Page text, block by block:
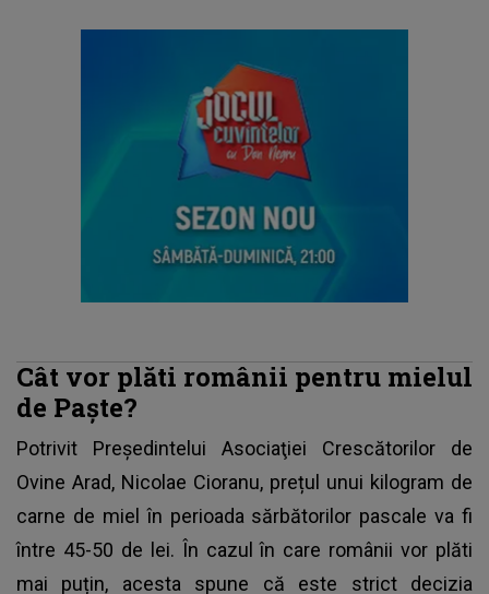
Cât vor plăti românii pentru mielul
de Paște?
Potrivit Preşedintelui Asociaţiei Crescătorilor de
Ovine Arad, Nicolae Cioranu, prețul unui kilogram de
carne de miel în perioada sărbătorilor pascale va fi
între 45-50 de lei. În cazul în care românii vor plăti
mai puțin, acesta spune că este strict decizia